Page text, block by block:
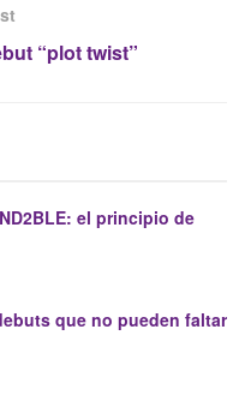
“plot twist”
el principio de
que no pueden faltar